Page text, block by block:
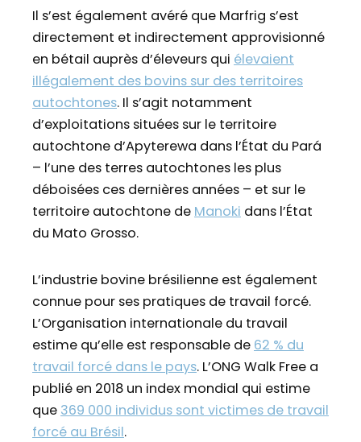
Il s’est également avéré que Marfrig s’est
directement et indirectement approvisionné
en bétail auprès d’éleveurs qui élevaient
illégalement des bovins sur des territoires
autochtones. Il s’agit notamment
d’exploitations situées sur le territoire
autochtone d’Apyterewa dans l’État du Pará
– l’une des terres autochtones les plus
déboisées ces dernières années – et sur le
territoire autochtone de Manoki dans l’État
du Mato Grosso.
L’industrie bovine brésilienne est également
connue pour ses pratiques de travail forcé.
L’Organisation internationale du travail
estime qu’elle est responsable de 62 % du
travail forcé dans le pays. L’ONG Walk Free a
publié en 2018 un index mondial qui estime
que 369 000 individus sont victimes de travail
forcé au Brésil.